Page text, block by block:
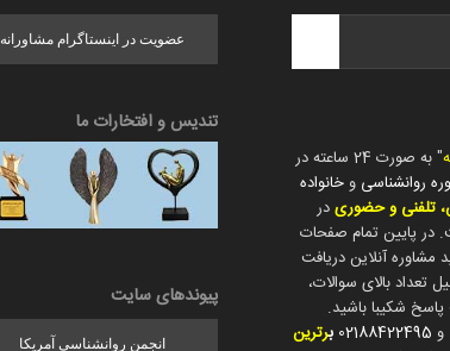
" به صورت 24 ساعته در
روانشناسی و خانواده
تلفنی و حضوریدر
پایین تمام صفحات
مشاوره آنلاین دریافت
تعداد بالای سوالات،
شکیبا باشید.
و 02188422495 برترین
عضویت در اینستاگرام مشاورانه
تندیس و افتخارات ما
پیوندهای سایت
انجمن روانشناسی آمریکا